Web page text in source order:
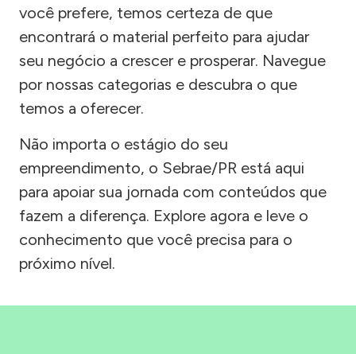
você prefere, temos certeza de que
encontrará o material perfeito para ajudar
seu negócio a crescer e prosperar. Navegue
por nossas categorias e descubra o que
temos a oferecer.
Não importa o estágio do seu
empreendimento, o Sebrae/PR está aqui
para apoiar sua jornada com conteúdos que
fazem a diferença. Explore agora e leve o
conhecimento que você precisa para o
próximo nível.